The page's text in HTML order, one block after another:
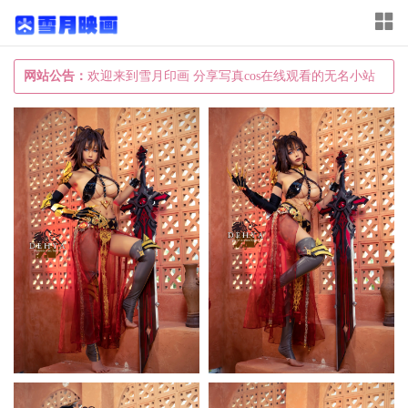
网站公告： 欢迎来到雪月印画 分享写真cos在线观看的无名小站
T
o
g
g
l
e
n
a
v
i
g
a
i